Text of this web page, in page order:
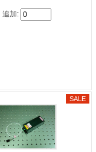
追加: